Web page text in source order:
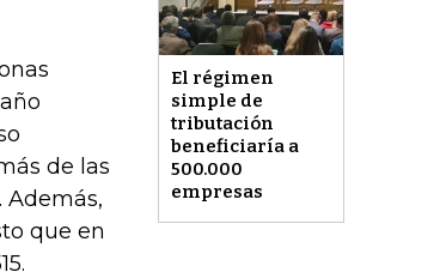
El régimen
simple de
tributación
beneficiaría a
500.000
empresas
de las
Además,
que en